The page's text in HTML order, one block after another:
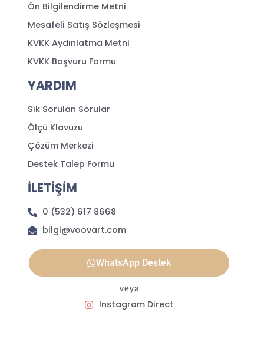
Ön Bilgilendirme Metni
Mesafeli Satış Sözleşmesi
KVKK Aydınlatma Metni
KVKK Başvuru Formu
YARDIM
Sık Sorulan Sorular
Ölçü Klavuzu
Çözüm Merkezi
Destek Talep Formu
İLETİŞİM
0 (532) 617 8668
bilgi@voovart.com
WhatsApp Destek
veya
Instagram Direct